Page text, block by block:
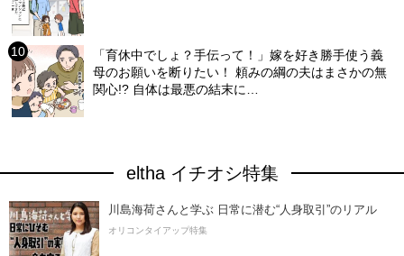
「育休中でしょ？手伝って！」嫁を好き勝手使う義
母のお願いを断りたい！ 頼みの綱の夫はまさかの無
関心!? 自体は最悪の結末に…
eltha イチオシ特集
川島海荷さんと学ぶ 日常に潜む“人身取引”のリアル
オリコンタイアップ特集